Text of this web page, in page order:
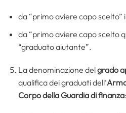
da “primo aviere capo scelto”
da “primo aviere capo scelto
“graduato aiutante”.
La denominazione delgrado
qualifica dei graduati dell’
Corpo della Guardia di finanza: